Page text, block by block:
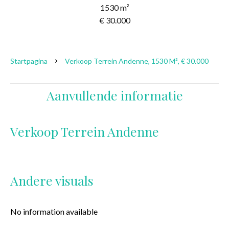
1530 m²
€ 30.000
Startpagina Verkoop Terrein Andenne, 1530 M², € 30.000
Aanvullende informatie
Verkoop Terrein Andenne
Andere visuals
No information available